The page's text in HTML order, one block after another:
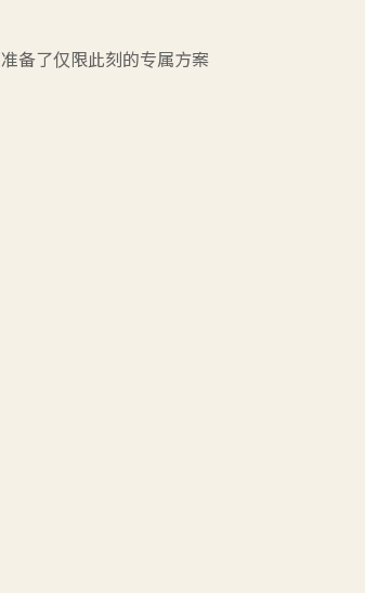
备了仅限此刻的专属方案